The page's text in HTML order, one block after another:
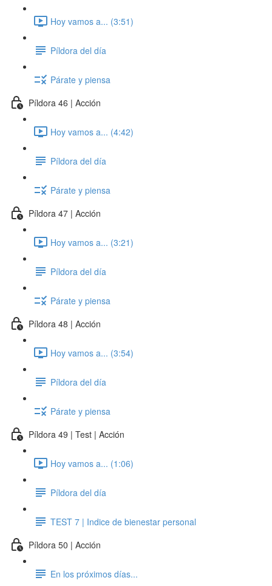
Hoy vamos a... (3:51)
Píldora del día
Párate y piensa
Píldora 46 | Acción
Hoy vamos a... (4:42)
Píldora del día
Párate y piensa
Píldora 47 | Acción
Hoy vamos a... (3:21)
Píldora del día
Párate y piensa
Píldora 48 | Acción
Hoy vamos a... (3:54)
Píldora del día
Párate y piensa
Píldora 49 | Test | Acción
Hoy vamos a... (1:06)
Píldora del día
TEST 7 | Indice de bienestar personal
Píldora 50 | Acción
En los próximos días...